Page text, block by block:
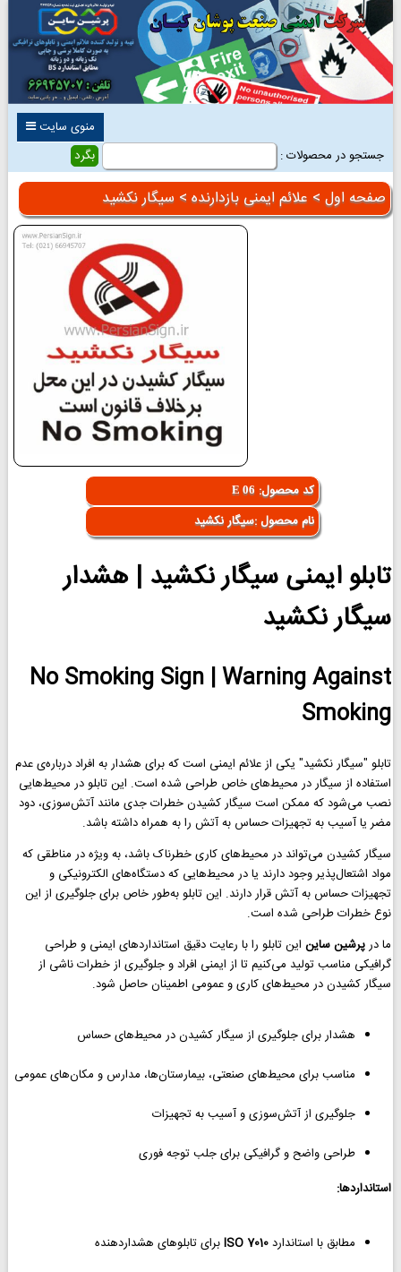
منوی سایت
جستجو در محصولات :
صفحه اول > علائم ایمنی بازدارنده > سیگار نکشید
کد محصول: E 06
نام محصول :سیگار نکشید
تابلو ایمنی سیگار نکشید | هشدار
سیگار نکشید
No Smoking Sign | Warning Against
Smoking
تابلو "سیگار نکشید" یکی از علائم ایمنی است که برای هشدار به افراد درباره‌ی عدم
استفاده از سیگار در محیط‌های خاص طراحی شده است. این تابلو در محیط‌هایی
نصب می‌شود که ممکن است سیگار کشیدن خطرات جدی مانند آتش‌سوزی، دود
مضر یا آسیب به تجهیزات حساس به آتش را به همراه داشته باشد.
سیگار کشیدن می‌تواند در محیط‌های کاری خطرناک باشد، به ویژه در مناطقی که
مواد اشتعال‌پذیر وجود دارند یا در محیط‌هایی که دستگاه‌های الکترونیکی و
تجهیزات حساس به آتش قرار دارند. این تابلو به‌طور خاص برای جلوگیری از این
نوع خطرات طراحی شده است.
ما درپرشین ساین این تابلو را با رعایت دقیق استانداردهای ایمنی و طراحی
گرافیکی مناسب تولید می‌کنیم تا از ایمنی افراد و جلوگیری از خطرات ناشی از
سیگار کشیدن در محیط‌های کاری و عمومی اطمینان حاصل شود.
هشدار برای جلوگیری از سیگار کشیدن در محیط‌های حساس
مناسب برای محیط‌های صنعتی، بیمارستان‌ها، مدارس و مکان‌های عمومی
جلوگیری از آتش‌سوزی و آسیب به تجهیزات
طراحی واضح و گرافیکی برای جلب توجه فوری
استانداردها:
مطابق با استانداردISO 7010برای تابلوهای هشداردهنده